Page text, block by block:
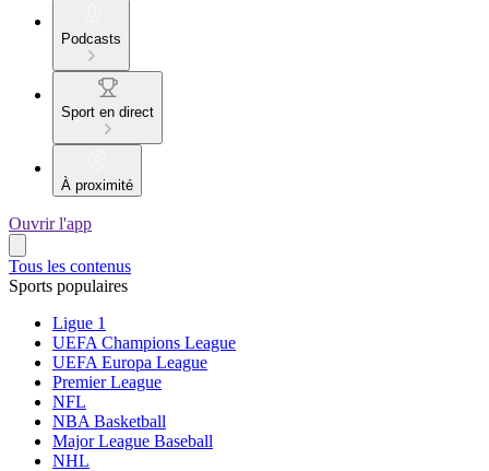
Podcasts
Sport en direct
À proximité
Ouvrir l'app
Tous les contenus
Sports populaires
Ligue 1
UEFA Champions League
UEFA Europa League
Premier League
NFL
NBA Basketball
Major League Baseball
NHL